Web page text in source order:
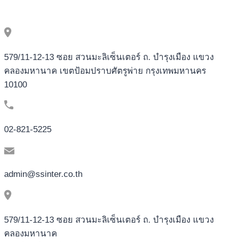
579/11-12-13 ซอย สวนมะลิเซ็นเตอร์ ถ. บำรุงเมือง แขวง
คลองมหานาค เขตป้อมปราบศัตรูพ่าย กรุงเทพมหานคร
10100
02-821-5225
admin@ssinter.co.th
579/11-12-13 ซอย สวนมะลิเซ็นเตอร์ ถ. บำรุงเมือง แขวง
คลองมหานาค